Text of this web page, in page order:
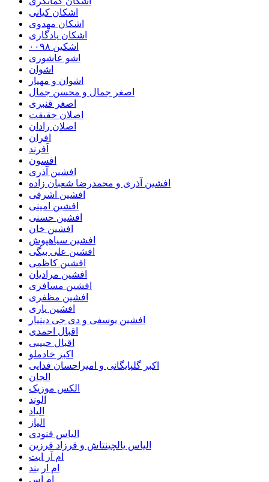
اشکان کیانی
اشکان مهدوی
اشکان یادگاری
اشکین ۰۰۹۸
اشو عاشوری
اشوان
اشوان و مهیار
اصغر جمال و محسن جمال
اصغر قنبری
اصلان حقیقت
اصلان رادان
افران
اَفرند
افسون
افشین آذری
افشین آذری و محمدرضا شعبان زاده
افشین اشرفی
افشین امینی
افشین حسنی
افشین خان
افشین سیاهپوش
افشین علی بیگی
افشین کاظمی
افشین مرادیان
افشین مسافری
افشین مظفری
افشین یاری
افشین یوسفی و دی جی دینیار
اقبال احمدی
اقبال حبیبی
اکبر خادملو
اکبر گلپایگانی و امیراحسان فدایی
الجان
الکس موزیک
الوند
الیاد
الیاز
الیاس فنودی
الیاس یالچینتاش و فرزاد فرزین
ام آر ایت
ام‌ ار بند
ام اس